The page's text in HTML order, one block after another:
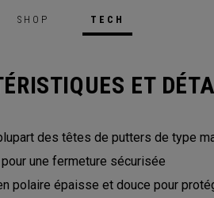
SHOP TECH
ET
des têtes de putters de type
une fermeture sécurisée
polaire épaisse et douce pour